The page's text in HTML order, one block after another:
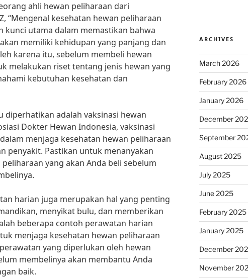
ahli hewan peliharaan dari
“Mengenal kesehatan hewan peliharaan
kunci utama dalam memastikan bahwa
memiliki kehidupan yang panjang dan
karena itu, sebelum membeli hewan
melakukan riset tentang jenis hewan yang
kebutuhan kesehatan dan
diperhatikan adalah vaksinasi hewan
Dokter Hewan Indonesia, vaksinasi
menjaga kesehatan hewan peliharaan
penyakit. Pastikan untuk menanyakan
yang akan Anda beli sebelum
harian juga merupakan hal yang penting
menyikat bulu, dan memberikan
beberapa contoh perawatan harian
menjaga kesehatan hewan peliharaan
yang diperlukan oleh hewan
membelinya akan membantu Anda
baik.
ARCHIVES
March 2026
February 2026
January 2026
December
September
August 2025
July 2025
June 2025
February 2025
January 2025
December
November